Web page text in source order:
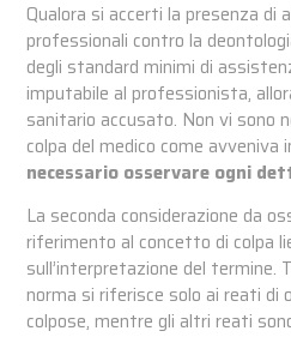
Qualora si accerti la presenza di
professionali contro la
degli standard minimi di
imputabile al professionista,
sanitario accusato. Non vi sono
colpa del medico come avveniva
necessario osservare ogni
La seconda considerazione da
riferimento al concetto di colpa
sull’interpretazione del termine.
norma si riferisce solo ai reati di
colpose, mentre gli altri reati